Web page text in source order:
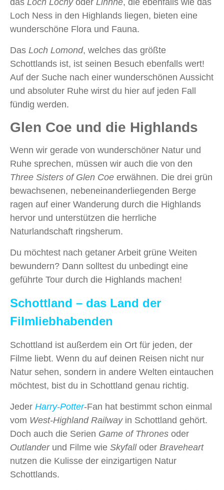
das Loch Lochyoder Linnhe, die ebenfalls wie das
Loch Ness in den Highlands liegen, bieten eine
wunderschöne Flora und Fauna.
Das Loch Lomond, welches das größte
Schottlands ist, ist seinen Besuch ebenfalls wert!
Auf der Suche nach einer wunderschönen Aussicht
und absoluter Ruhe wirst du hier auf jeden Fall
fündig werden.
Glen Coe und die Highlands
Wenn wir gerade von wunderschöner Natur und
Ruhe sprechen, müssen wir auch die von den
Three Sisters of Glen Coe erwähnen. Die drei grün
bewachsenen, nebeneinanderliegenden Berge
ragen auf einer Wanderung durch die Highlands
hervor und unterstützen die herrliche
Naturlandschaft ringsherum.
Du möchtest nach getaner Arbeit grüne Weiten
bewundern? Dann solltest du unbedingt eine
geführte Tour durch die Highlands machen!
Schottland – das Land der
Filmliebhabenden
Schottland ist außerdem ein Ort für jeden, der
Filme liebt. Wenn du auf deinen Reisen nicht nur
Natur sehen, sondern in andere Welten eintauchen
möchtest, bist du in Schottland genau richtig.
Jeder Harry-Potter-Fan hat bestimmt schon einmal
vom West‑Highland Railwayin Schottland gehört.
Doch auch die Serien Game of Thrones oder
Outlanderund Filme wie Skyfalloder Braveheart
nutzen die Kulisse der einzigartigen Natur
Schottlands.